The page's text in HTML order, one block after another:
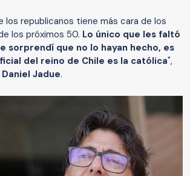
los republicanos tiene más cara de los
los próximos 50. Lo único que les faltó
sorprendí que no lo hayan hecho, es
del reino de Chile es la católica",
Daniel Jadue.